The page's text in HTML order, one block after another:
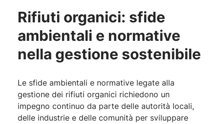
Rifiuti organici: sfide
ambientali e normative
nella gestione sostenibile
Le sfide ambientali e normative legate alla
gestione dei rifiuti organici richiedono un
impegno continuo da parte delle autorità locali,
delle industrie e delle comunità per sviluppare